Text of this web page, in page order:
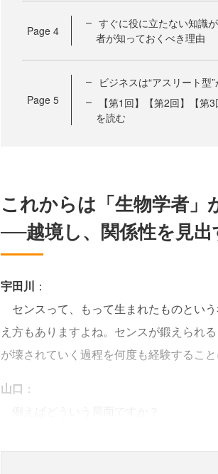
Page 4
すぐに役に立たない知識
者が知っておくべき理由
Page 5
ビジネスは“アスリート型
【第1回】【第2回】【
を読む
これからは「生物学者」
──越境し、関係性を見出
宇田川 ：
センスって、もって生まれたものとい
え方もありますよね。センスが鍛えられ
が壊されていく過程を何度も経験するこ
山口 ：